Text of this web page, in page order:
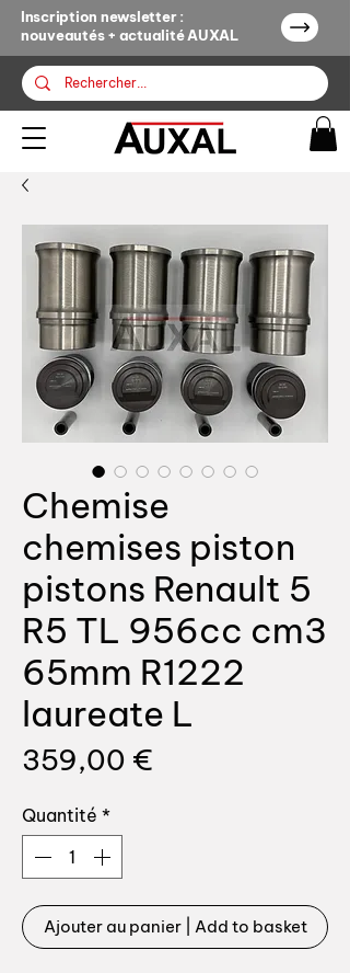
Inscription newsletter :
nouveautés + actualité AUXAL
Chemise
chemises piston
pistons Renault 5
R5 TL 956cc cm3
65mm R1222
laureate L
359,00 €
Quantité *
Ajouter au panier | Add to basket